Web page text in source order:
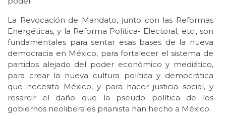
La Revocación de Mandato, junto con las Reformas
Energéticas, y la Reforma Política- Electoral, etc., son
fundamentales para sentar esas bases de la nueva
democracia en México, para fortalecer el sistema de
partidos alejado del poder económico y mediático,
para crear la nueva cultura política y democrática
que necesita México, y para hacer justicia social, y
resarcir el daño que la pseudo política de los
gobiernos neoliberales prianista han hecho a México.